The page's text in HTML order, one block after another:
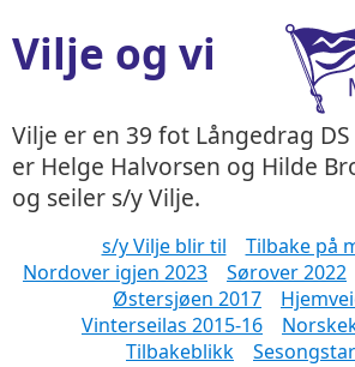
Vilje og vi
Vilje er en 39 fot Långedrag
er Helge Halvorsen og Hilde
og seiler s/y Vilje.
s/y Vilje blir til
Tilbake på
Nordover igjen 2023
Sørover 2022
Østersjøen 2017
Vinterseilas 2015-16
Tilbakeblikk